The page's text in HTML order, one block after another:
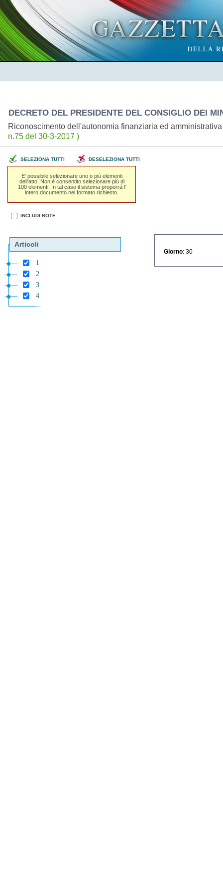
DECRETO DEL PRESIDENTE DEL CONSIGLIO DEI
Riconoscimento dell'autonomia finanziaria ed
n.75 del 30-3-2017 )
SELEZIONA TUTTI DESELEZIONA TUTTI
E' possibile selezionare uno o piú elementi
dell'atto. Non é consentito selezionare piú di
100 elementi. In tal caso il sistema proporrá l'
intero documento nel formato richiesto.
INCLUDI NOTE
Articoli
1
2
3
4
Giorno : 30